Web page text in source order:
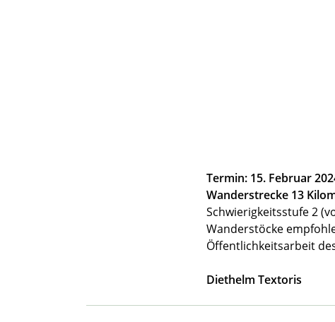
Termin: 15. Februar
Wanderstrecke 13
Schwierigkeitsstufe 2
Wanderstöcke
Öffentlichkeitsarbeit
Diethelm Textoris